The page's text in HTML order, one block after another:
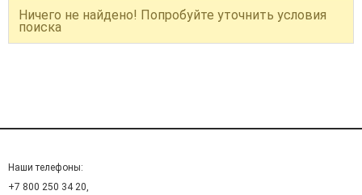
Ничего не найдено! Попробуйте уточнить условия
поиска
Наши телефоны:
+7 800 250 34 20,